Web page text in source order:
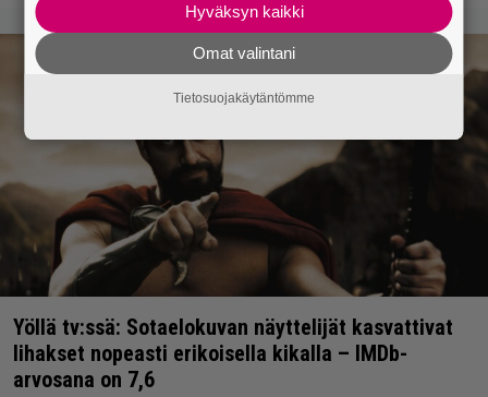
Yöllä tv:ssä: Sotaelokuvan näyttelijät kasvattivat
lihakset nopeasti erikoisella kikalla – IMDb-
arvosana on 7,6
Hyväksyn kaikki
Omat valintani
Tietosuojakäytäntömme